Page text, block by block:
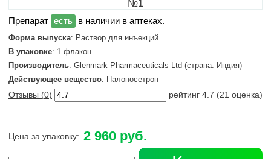
в наличии в аптеках.
Форма выпуска: Раствор для инъекций
В упаковке: 1 флакон
Производитель: Glenmark Pharmaceuticals Ltd (страна: Индия)
Действующее вещество: Палоносетрон
Отзывы (0) рейтинг 4.7 (21 оценка)
Цена за упаковку: 2 960 руб.